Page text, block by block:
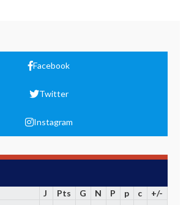
Facebook
Twitter
Instagram
J Pts G N P p c
+/-